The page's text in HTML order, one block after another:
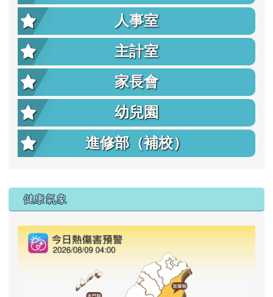
人事室
主計室
家長會
幼兒園
進修部（補校）
右邊區域內容
健康氣象